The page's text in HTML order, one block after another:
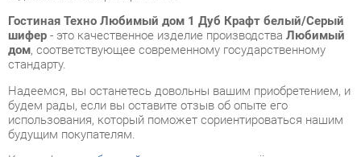
Надеемся, вы останетесь довольны вашим приобретением, и
будем рады, если вы оставите отзыв об опыте его
использования, который поможет сориентироваться нашим
будущим покупателям.
Кроме формы
получить развёрнутую
консультацию, фото и видеообзор продукции вы можете по
e-mail, телефону в Екатеринбурге и через мессенджеры
Telegram и WhatsApp.